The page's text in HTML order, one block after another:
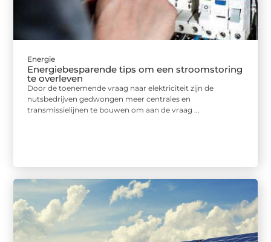
Energie
Energiebesparende tips om een stroomstoring
te overleven
Door de toenemende vraag naar elektriciteit zijn de
nutsbedrijven gedwongen meer centrales en
transmissielijnen te bouwen om aan de vraag ...